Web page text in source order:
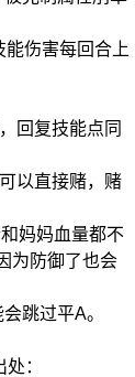
伤害每回合上
回复技能点同
以直接赌，赌
妈妈血量都不
为防御了也会
跳过平A。
：